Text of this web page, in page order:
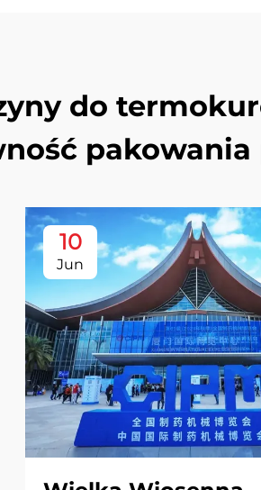
do
pakowania
10
Jun